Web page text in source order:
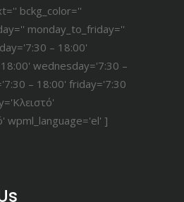
bckg_color=''
monday_to_friday=''
– 18:00'
wednesday='7:30 –
– 18:00' friday='7:30
wpml_language='el' ]